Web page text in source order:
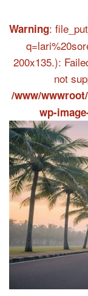
Warning:
200x135.):
not
/www/
wp-